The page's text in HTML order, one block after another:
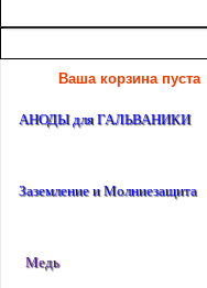
Ваша корзина пуста
АНОДЫ для ГАЛЬВАНИКИ
Заземление и Молниезащита
Медь